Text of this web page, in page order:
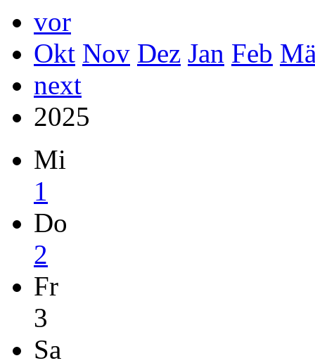
vor
Okt Nov Dez Jan Feb
next
2025
Mi
1
Do
2
Fr
3
Sa